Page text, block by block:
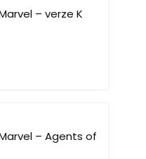
– verze K
– Agents of